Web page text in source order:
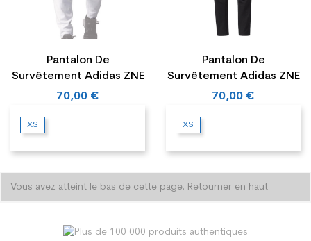
Pantalon De
Survêtement Adidas ZNE
70,00 €
XS
Pantalon De
Survêtement Adidas ZNE
70,00 €
XS
Vous avez atteint le bas de cette page. Retourner en haut